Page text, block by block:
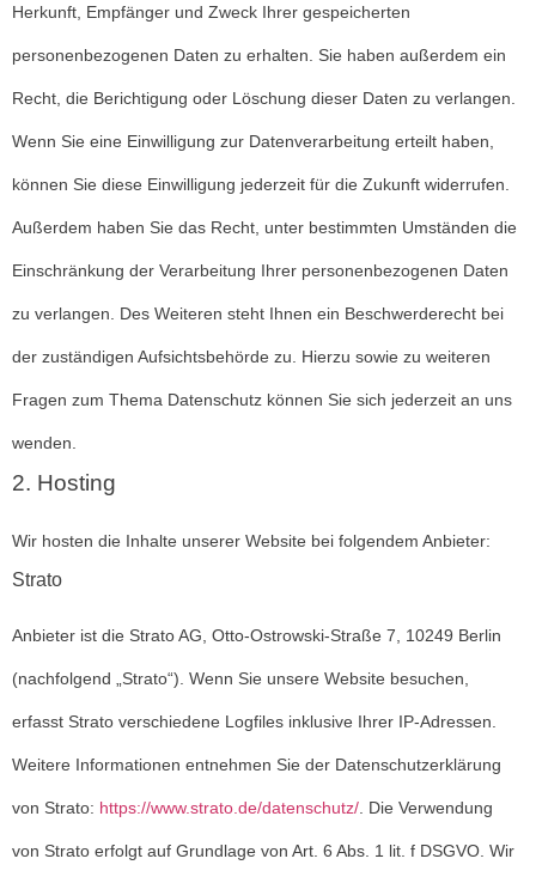
Herkunft, Empfänger und Zweck Ihrer gespeicherten
personenbezogenen Daten zu erhalten. Sie haben außerdem ein
Recht, die Berichtigung oder Löschung dieser Daten zu verlangen.
Wenn Sie eine Einwilligung zur Datenverarbeitung erteilt haben,
können Sie diese Einwilligung jederzeit für die Zukunft widerrufen.
Außerdem haben Sie das Recht, unter bestimmten Umständen die
Einschränkung der Verarbeitung Ihrer personenbezogenen Daten
zu verlangen. Des Weiteren steht Ihnen ein Beschwerderecht bei
der zuständigen Aufsichtsbehörde zu. Hierzu sowie zu weiteren
Fragen zum Thema Datenschutz können Sie sich jederzeit an uns
wenden.
2. Hosting
Wir hosten die Inhalte unserer Website bei folgendem Anbieter:
Strato
Anbieter ist die Strato AG, Otto-Ostrowski-Straße 7, 10249 Berlin
(nachfolgend „Strato“). Wenn Sie unsere Website besuchen,
erfasst Strato verschiedene Logfiles inklusive Ihrer IP-Adressen.
Weitere Informationen entnehmen Sie der Datenschutzerklärung
von Strato: https://www.strato.de/datenschutz/ . Die Verwendung
von Strato erfolgt auf Grundlage von Art. 6 Abs. 1 lit. f DSGVO. Wir